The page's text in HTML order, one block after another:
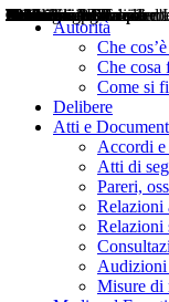
Autorità
Che
Che cosa
Come si
Delibere
Atti e
Accordi e
Atti di
Pareri,
Relazioni
Relazioni
Audizioni
Misure di
Delibere
Pareri
Consultazioni
Audizioni
Atti di Segnalazione
Accordi e Protocolli
Relazioni annuali
Misure di regolazione
Notizie
Comunicati Stampa
Bollettini ART
Convegni ART
Interviste del
Articoli in primo piano
Interventi del
2004
2005
2010
2013
2014
2015
2016
2017
2018
2019
202
2020
2021
2022
2023
2024
2025
2026
Aereo
Marittimo
Terrestre